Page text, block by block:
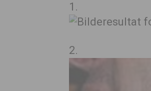
1.
2.